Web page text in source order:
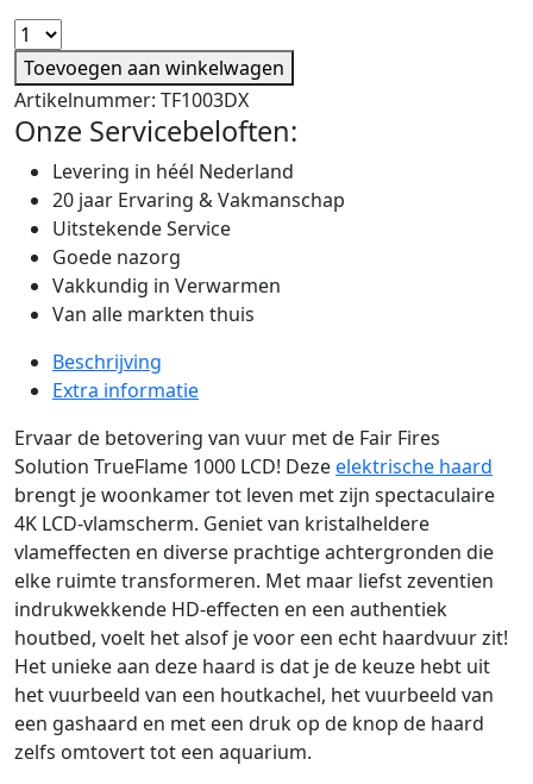
Toevoegen aan winkelwagen
Artikelnummer: TF1003DX
Onze Servicebeloften:
Levering in héél Nederland
20 jaar Ervaring & Vakmanschap
Uitstekende Service
Goede nazorg
Vakkundig in Verwarmen
Van alle markten thuis
Beschrijving
Extra informatie
Ervaar de betovering van vuur met de Fair Fires
Solution TrueFlame 1000 LCD! Dezeelektrische haard
brengt je woonkamer tot leven met zijn spectaculaire
4K LCD-vlamscherm. Geniet van kristalheldere
vlameffecten en diverse prachtige achtergronden die
elke ruimte transformeren. Met maar liefst zeventien
indrukwekkende HD-effecten en een authentiek
houtbed, voelt het alsof je voor een echt haardvuur zit!
Het unieke aan deze haard is dat je de keuze hebt uit
het vuurbeeld van een houtkachel, het vuurbeeld van
een gashaard en met een druk op de knop de haard
zelfs omtovert tot een aquarium.